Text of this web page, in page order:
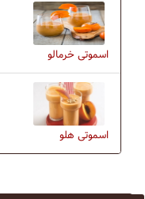
اسموتی خرمالو
اسموتی هلو